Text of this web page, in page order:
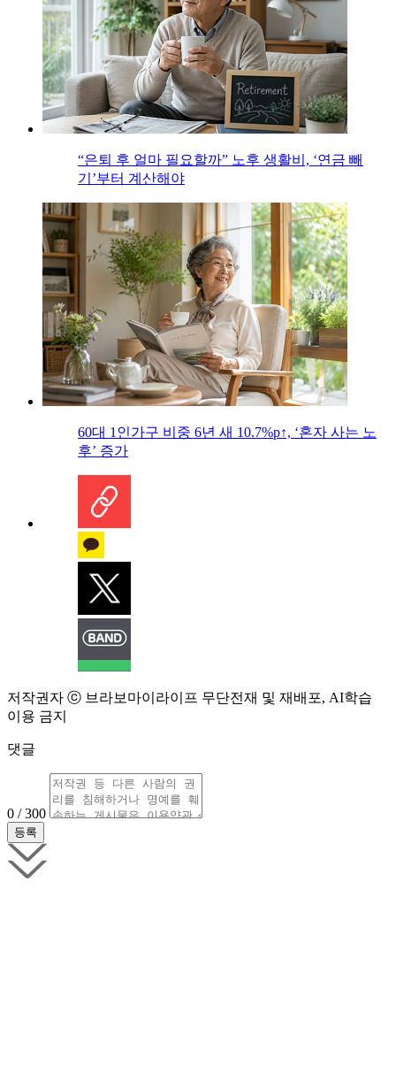
“은퇴 후 얼마 필요할까” 노후 생활비, ‘연금 빼
기’부터 계산해야
60대 1인가구 비중 6년 새 10.7%p↑, ‘혼자 사는 노
후’ 증가
저작권자 ⓒ 브라보마이라이프 무단전재 및 재배포, AI학습
이용 금지
댓글
0 / 300